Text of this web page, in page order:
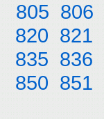
805 806
820 821
835 836
850 851